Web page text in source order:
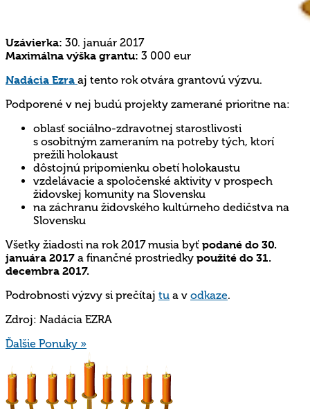
Uzávierka: 30. január 2017
Maximálna výška grantu: 3 000 eur
Nadácia Ezra aj tento rok otvára grantovú výzvu.
Podporené v nej budú projekty zamerané prioritne na:
oblasť sociálno-zdravotnej starostlivosti
s osobitným zameraním na potreby tých, ktorí
prežili holokaust
dôstojnú pripomienku obetí holokaustu
vzdelávacie a spoločenské aktivity v prospech
židovskej komunity na Slovensku
na záchranu židovského kultúrneho dedičstva na
Slovensku
Všetky žiadosti na rok 2017 musia byť podané do 30.
januára 2017 a finančné prostriedky použité do 31.
decembra 2017.
Podrobnosti výzvy si prečítaj tu a v odkaze.
Zdroj: Nadácia EZRA
Ďalšie Ponuky »